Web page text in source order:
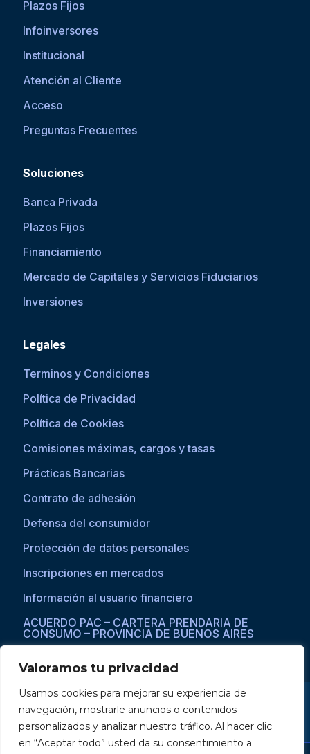
Valoramos tu privacidad
Usamos cookies para mejorar su experiencia de
navegación, mostrarle anuncios o contenidos
personalizados y analizar nuestro tráfico. Al hacer clic
en “Aceptar todo” usted da su consentimiento a
Plazos Fijos
Infoinversores
Institucional
Atención al Cliente
Acceso
Preguntas Frecuentes
Soluciones
Banca Privada
Plazos Fijos
Financiamiento
Mercado de Capitales y Servicios Fiduciarios
Inversiones
Legales
Terminos y Condiciones
Política de Privacidad
Política de Cookies
Comisiones máximas, cargos y tasas
Prácticas Bancarias
Contrato de adhesión
Defensa del consumidor
Protección de datos personales
Inscripciones en mercados
Información al usuario financiero
ACUERDO PAC – CARTERA PRENDARIA DE
CONSUMO – PROVINCIA DE BUENOS AIRES
Si asistís a una persona con dificultades visuales para acceder a la
web, por favor ingresar a través del explorador Microsoft Edge,
donde se habilita la opción de reproducción de texto a voz